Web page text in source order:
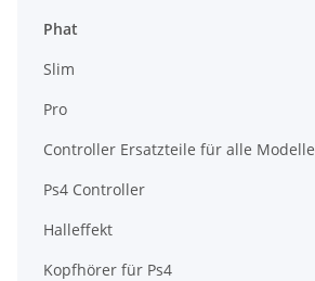
Phat
Slim
Pro
Controller Ersatzteile für alle Modelle
Ps4 Controller
Halleffekt
Kopfhörer für Ps4